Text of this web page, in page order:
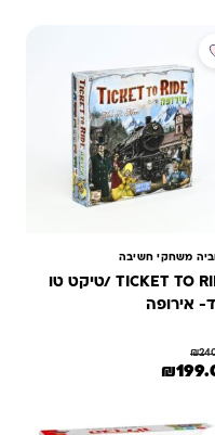
משחקי חשיבה
TICKET TO RIDE /טיקט טו
אירופה
₪
המקורי היה: ₪240.00.
₪